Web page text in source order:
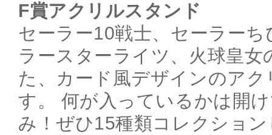
F賞アクリルスタンド
セーラー10戦士、セーラー
ラースターライツ、火球皇
た、カード風デザインのア
す。 何が入っているかは開
み！ぜひ15種類コレクショ